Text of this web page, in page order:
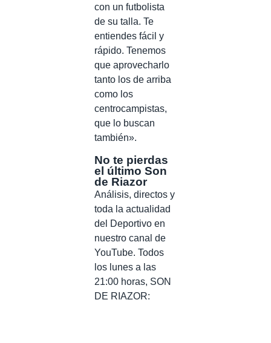
con un futbolista
de su talla. Te
entiendes fácil y
rápido. Tenemos
que aprovecharlo
tanto los de arriba
como los
centrocampistas,
que lo buscan
también».
No te pierdas
el último Son
de Riazor
Análisis, directos y
toda la actualidad
del Deportivo en
nuestro canal de
YouTube. Todos
los lunes a las
21:00 horas, SON
DE RIAZOR: